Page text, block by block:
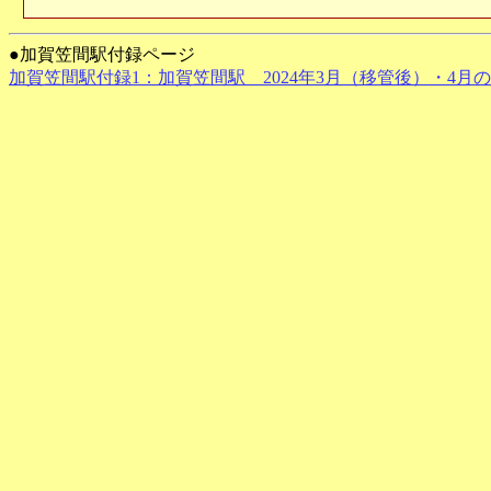
●加賀笠間駅付録ページ
加賀笠間駅付録1：加賀笠間駅 2024年3月（移管後）・4月